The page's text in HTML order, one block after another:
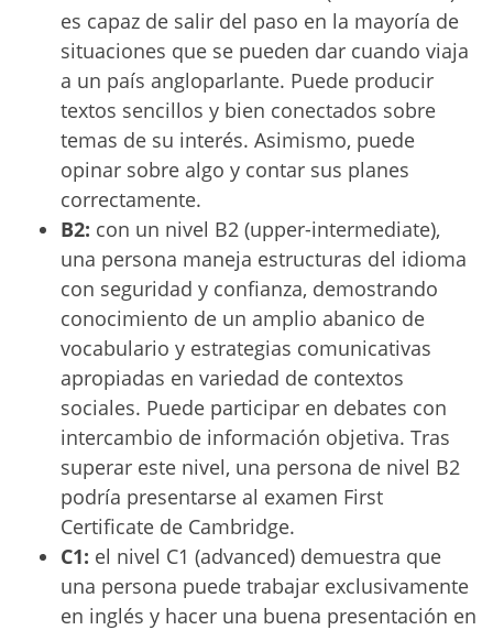
es capaz de salir del paso en la mayoría de
situaciones que se pueden dar cuando viaja
a un país angloparlante. Puede producir
textos sencillos y bien conectados sobre
temas de su interés. Asimismo, puede
opinar sobre algo y contar sus planes
correctamente.
B2: con un nivel B2 (upper-intermediate),
una persona maneja estructuras del idioma
con seguridad y confianza, demostrando
conocimiento de un amplio abanico de
vocabulario y estrategias comunicativas
apropiadas en variedad de contextos
sociales. Puede participar en debates con
intercambio de información objetiva. Tras
superar este nivel, una persona de nivel B2
podría presentarse al examen First
Certificate de Cambridge.
C1: el nivel C1 (advanced) demuestra que
una persona puede trabajar exclusivamente
en inglés y hacer una buena presentación en